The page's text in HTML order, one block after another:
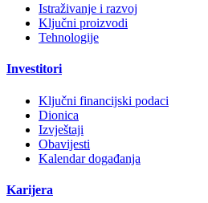
Istraživanje i razvoj
Ključni proizvodi
Tehnologije
Investitori
Ključni financijski podaci
Dionica
Izvještaji
Obavijesti
Kalendar događanja
Karijera